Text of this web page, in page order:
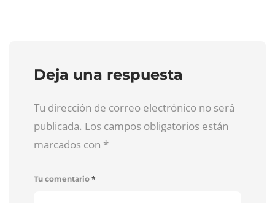
Deja una respuesta
Tu dirección de correo electrónico no será
publicada. Los campos obligatorios están
marcados con *
Tu comentario *